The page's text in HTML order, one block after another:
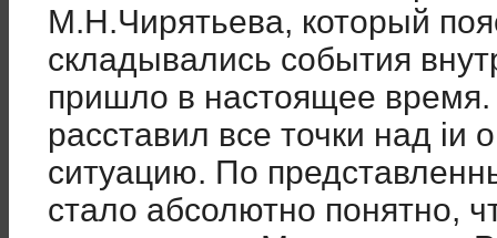
М.Н.Чирятьева, который
складывались события
пришло в настоящее время.
расставил все точки над iи
ситуацию. По
стало абсолютно понятно,